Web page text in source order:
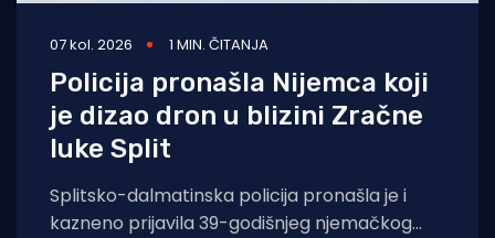
07 kol. 2026 1 MIN. ČITANJA
Policija pronašla Nijemca koji
je dizao dron u blizini Zračne
luke Split
Splitsko-dalmatinska policija pronašla je i
kazneno prijavila 39-godišnjeg njemačkog